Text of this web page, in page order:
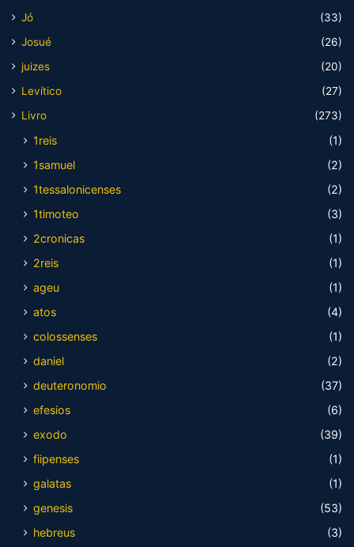
Jó
(33)
Josué
(26)
juizes
(20)
Levítico
(27)
Livro
(273)
1reis
(1)
1samuel
(2)
1tessalonicenses
(2)
1timoteo
(3)
2cronicas
(1)
2reis
(1)
ageu
(1)
atos
(4)
colossenses
(1)
daniel
(2)
deuteronomio
(37)
efesios
(6)
exodo
(39)
fiipenses
(1)
galatas
(1)
genesis
(53)
hebreus
(3)